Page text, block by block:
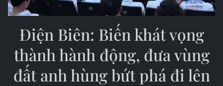
Điện Biên: Biến khát vọng
thành hành động, đưa vùng
đất anh hùng bứt phá đi lên